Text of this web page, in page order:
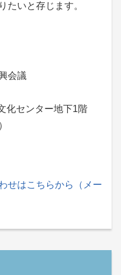
たいと存じます。
会議
化センター地下1階
せはこちらから（メー